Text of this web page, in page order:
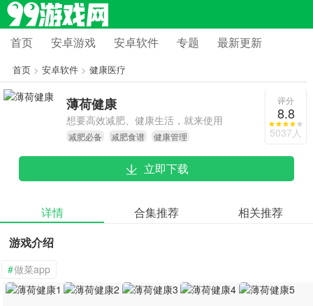
首页 安卓游戏 安卓软件 专题 最新更新
首页> 安卓软件> 健康医疗
薄荷健康
想要高效减肥、健康生活，就来使用
薄荷健康吧！
减肥必备 减肥食谱 健康管理
评分
8.8
5037人
立即下载
详情 合集推荐
相关推荐
游戏介绍
#做菜app